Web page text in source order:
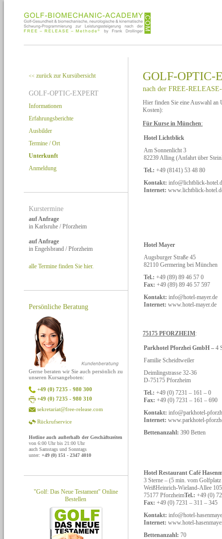
<< zurück zur Kursübersicht
GOLF-OPTIC-EXPERT
Informationen
Erfahrungsberichte
Ausbilder
Termine / Ort
Unterkunft
Anmeldung
Kurstermine
auf Anfrage
in Karlsruhe / Pforzheim
auf Anfrage
in Engelsbrand / Pforzheim
alle Termine finden Sie hier.
Persönliche Beratung
Gerne beraten wir Sie auch persönlich zu
unseren Kursangeboten:
+49 (0) 7235 - 980 300
+49 (0) 7235 - 980 310
sekretariat@free-release.com
Rückrufservice
Hotline auch außerhalb der Geschäftszeiten
von 6:00 Uhr bis 21:00 Uhr
auch Samstags und Sonntags
unter: +49 (0) 151 - 2347 4010
"Golf: Das Neue Testament" Online
Bestellen
GOLF-OPTIC-
nach der FREE-
Hier finden Sie eine Auswahl an
Kosten):
Für Kurse in München:
Hotel Lichtblick
Am Sonnenlicht 3
82239 Alling (Anfahrt über
Tel.: +49 (8141) 53 48 80
Kontakt: info@lichtblick-
Internet: www.lichtblick-
Hotel Mayer
Augsburger Straße 45
82110 Germering bei München
Tel.: +49 (89) 89 46 57 0
Fax: +49 (89) 89 46 57 597
Kontakt: info@hotel-mayer.de
Internet: www.hotel-mayer.de
75175 PFORZHEIM:
Parkhotel Pforzhei GmbH – 4
Familie Scheidtweiler
Deimlingstrasse 32-36
D-75175 Pforzheim
Tel.: +49 (0) 7231 – 161 – 0
Fax: +49 (0) 7231 – 161 – 690
Kontakt: info@parkhotel-
Internet: www.parkhotel-
Bettenanzahl: 390 Betten
Hotel Restaurant Café
3 Sterne – (5 min. vom
WeißHeinrich-Wieland-Allee 105
75177 PforzheimTel.: +49 (0)
Fax: +49 (0) 7231 – 311 – 345
Kontakt: info@hotel-
Internet: www.hotel-
Bettenanzahl: 70